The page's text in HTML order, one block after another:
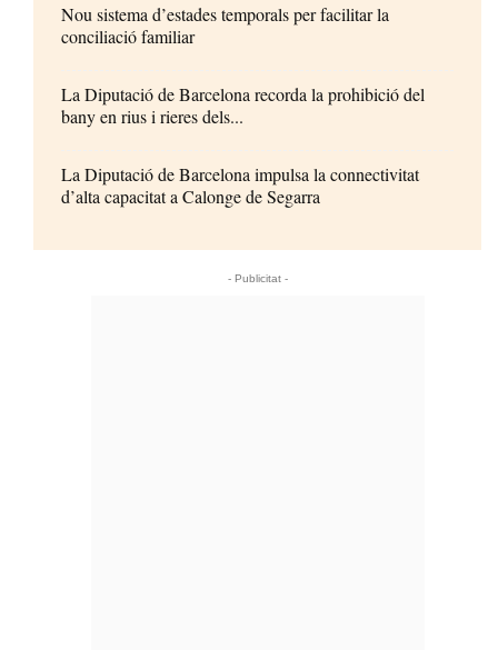
Nou sistema d’estades temporals per facilitar la
conciliació familiar
La Diputació de Barcelona recorda la prohibició del
bany en rius i rieres dels...
La Diputació de Barcelona impulsa la connectivitat
d’alta capacitat a Calonge de Segarra
- Publicitat -